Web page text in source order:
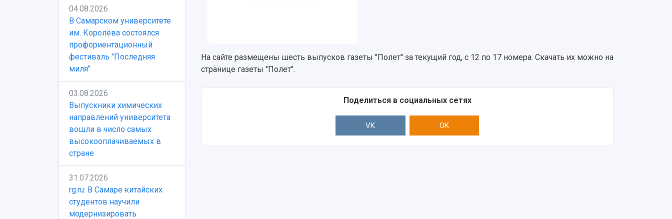
04.08.2026
В Самарском университете
им. Королёва состоялся
профориентационный
фестиваль "Последняя
миля"
03.08.2026
Выпускники химических
направлений университета
вошли в число самых
высокооплачиваемых в
стране
31.07.2026
rg.ru: В Самаре китайских
студентов научили
модернизировать
На сайте размещены шесть выпусков газеты "Полет" за текущий год, с 12 по 17 номера. Скачать их можно на
странице газеты "Полет".
Поделиться в социальных сетях
VK OK